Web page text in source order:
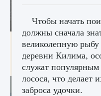
лицензии, лиги,
FC 25
9 августа 2024
Чтобы начать
должны сначала
великолепную
деревни Килима,
служат популярным
лосося, что делает
заброса удочки.